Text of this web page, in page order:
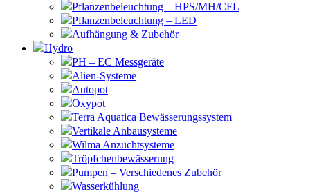
Pflanzenbeleuchtung – HPS/MH/CFL
Pflanzenbeleuchtung – LED
Aufhängung & Zubehör
Hydro
PH – EC Messgeräte
Alien-Systeme
Autopot
Oxypot
Terra Aquatica Bewässerungssystem
Vertikale Anbausysteme
Wilma Anzuchtsysteme
Tröpfchenbewässerung
Pumpen – Verschiedenes Zubehör
Wasserkühlung